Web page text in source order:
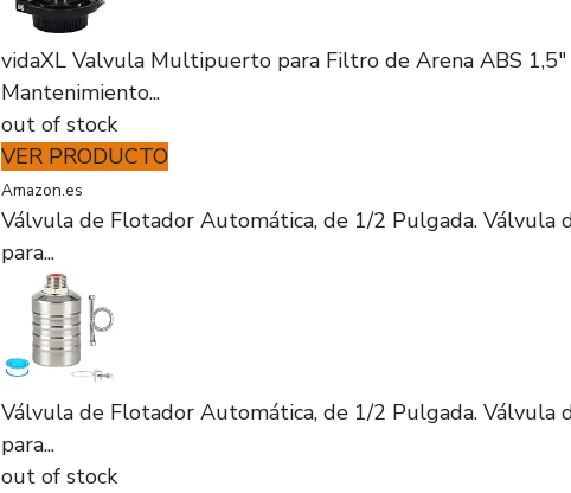
vidaXL Valvula Multipuerto para Filtro de Arena ABS 1,5"
Mantenimiento...
out of stock
VER PRODUCTO
Amazon.es
Válvula de Flotador Automática, de 1/2 Pulgada. Válvula
para...
Válvula de Flotador Automática, de 1/2 Pulgada. Válvula
para...
out of stock